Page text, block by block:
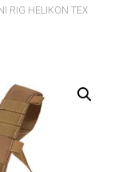
RIG HELIKON TEX